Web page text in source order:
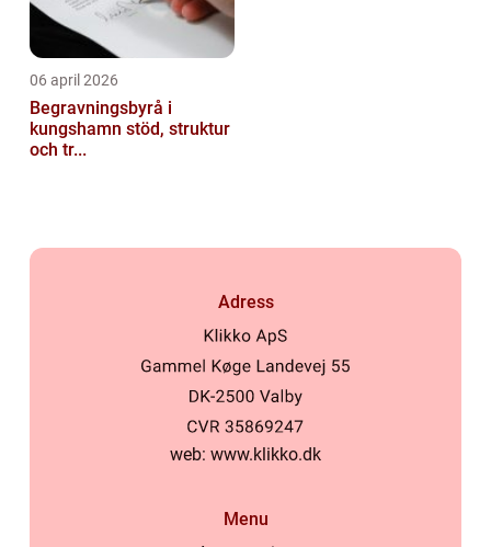
06 april 2026
Begravningsbyrå i
kungshamn stöd, struktur
och tr...
Adress
web: www.klikko.dk
Menu